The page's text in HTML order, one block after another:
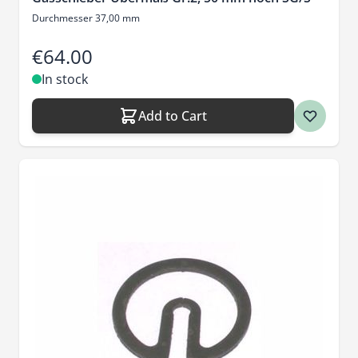
Durchmesser 37,00 mm
€64.00
In stock
Add to Cart